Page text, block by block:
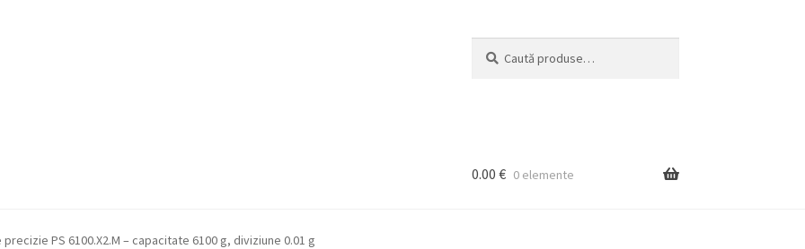
după:
Quote Condiții generale ServiceContact
0.00 € 0 elemente
precizie PS 6100.X2.M – capacitate 6100 g, diviziune 0.01 g